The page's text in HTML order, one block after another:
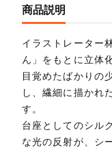
商品説明
イラストレーター
ん」をもとに立体
目覚めたばかりの
し、繊細に描かれ
す。
台座としてのシル
な光の反射が、シ